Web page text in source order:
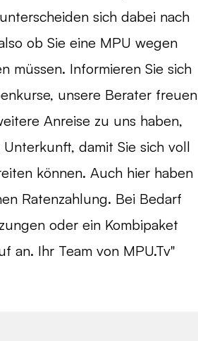
sich dabei nach
ob Sie eine MPU wegen
müssen. Informieren Sie sich
unsere Berater freuen
Anreise zu uns haben,
damit Sie sich voll
können. Auch hier haben
Ratenzahlung. Bei Bedarf
oder ein Kombipaket
an. Ihr Team von MPU.Tv"